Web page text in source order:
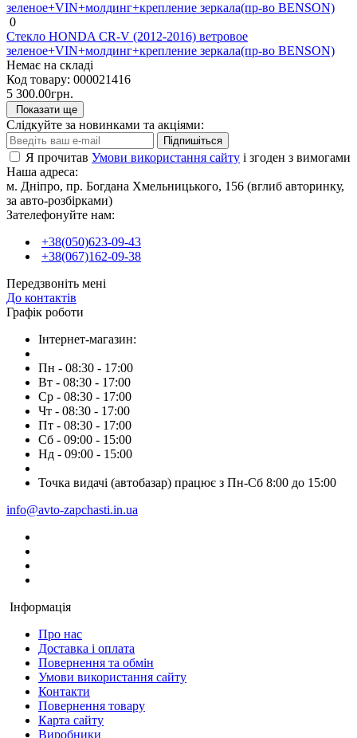
0
Стекло HONDA CR-V (2012-2016) ветровое
зеленое+VIN+молдинг+крепление зеркала(пр-во BENSON)
Немає на складі
Код товару: 000021416
5 300.00грн.
Показати ще
Слідкуйте за новинками та акціями:
Підпишіться
Я прочитав Умови використання сайту і згоден з вимогами
Наша адреса:
м. Дніпро, пр. Богдана Хмельницького, 156 (вглиб авторинку,
за авто-розбірками)
Зателефонуйте нам:
+38(050)623-09-43
+38(067)162-09-38
Передзвоніть мені
До контактів
Графік роботи
Інтернет-магазин:
Пн - 08:30 - 17:00
Вт - 08:30 - 17:00
Ср - 08:30 - 17:00
Чт - 08:30 - 17:00
Пт - 08:30 - 17:00
Сб - 09:00 - 15:00
Нд - 09:00 - 15:00
Точка видачі (автобазар) працює з Пн-Сб 8:00 до 15:00
info@avto-zapchasti.in.ua
Інформація
Про нас
Доставка і оплата
Повернення та обмін
Умови використання сайту
Контакти
Повернення товару
Карта сайту
Виробники